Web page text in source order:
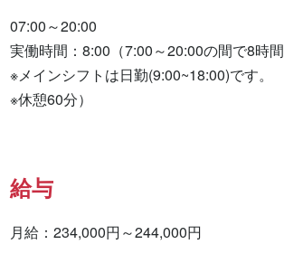
07:00～20:00
実働時間：8:00（7:00～20:00の間で8時間
※メインシフトは日勤(9:00~18:00)です。
※休憩60分）
給与
月給：234,000円～244,000円